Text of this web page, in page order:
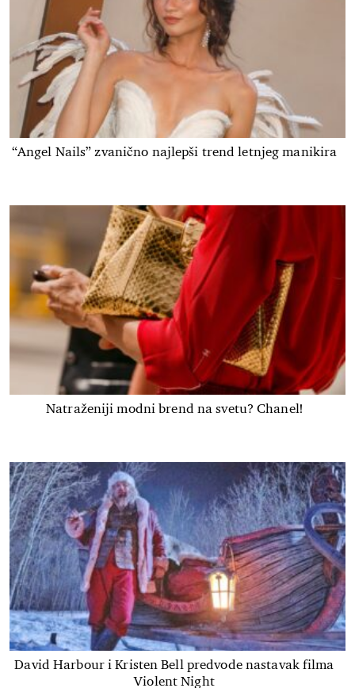
“Angel Nails” zvanično najlepši trend letnjeg manikira
Natraženiji modni brend na svetu? Chanel!
David Harbour i Kristen Bell predvode nastavak filma
Violent Night